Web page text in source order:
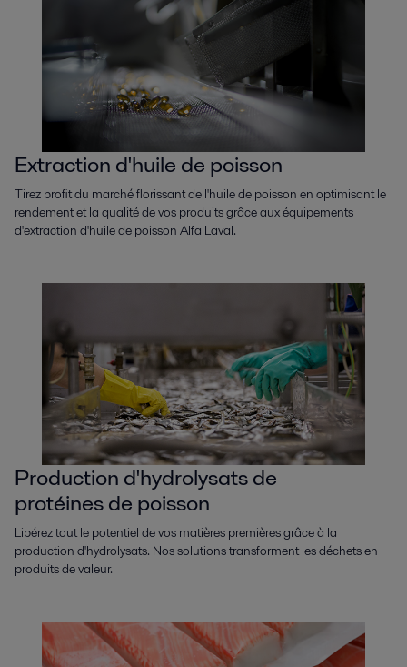
Extraction d'huile de poisson
Tirez profit du marché florissant de l'huile de poisson en optimisant le
rendement et la qualité de vos produits grâce aux équipements
d'extraction d'huile de poisson Alfa Laval.
Production d'hydrolysats de
protéines de poisson
Libérez tout le potentiel de vos matières premières grâce à la
production d'hydrolysats. Nos solutions transforment les déchets en
produits de valeur.